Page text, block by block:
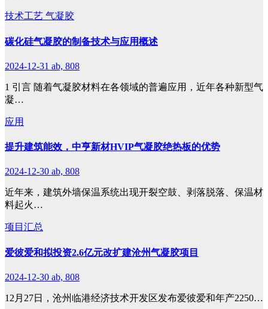
技术工艺 气凝胶
碳化硅气凝胶的制备技术与应用概述
2024-12-31 ab, 808
1 引言 随着气凝胶材料在各领域的普遍应用，近年各种新型气
凝…
应用
提升建筑能效，中亨新材HVIP气凝胶绝热板的优势
2024-12-30 ab, 808
近年来，建筑外墙保温系统出现开裂空鼓、剥落脱落、保温材
料起火…
项目汇总
爱彼爱和拟投资2.6亿元改扩建沧州气凝胶项目
2024-12-30 ab, 808
12月27日，沧州临港经济技术开发区发布爱彼爱和年产2250…